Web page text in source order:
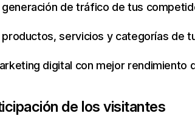
de tráfico de tus
servicios y categorías de
digital con mejor rendimiento
de los visitantes